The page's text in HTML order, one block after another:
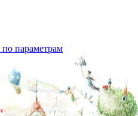
параметрам